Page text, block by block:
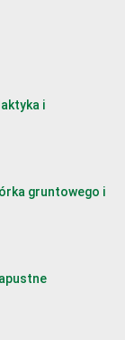
i
gruntowego i